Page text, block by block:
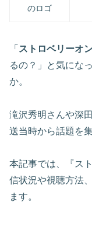
「 ストロベリーオ
るの？」と気にな
か。
滝沢秀明さんや深
送当時から話題を
本記事では、『ス
信状況や視聴方法
ます。